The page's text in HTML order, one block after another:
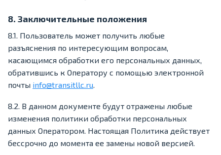
8. Заключительные положения
8.1. Пользователь может получить любые
разъяснения по интересующим вопросам,
касающимся обработки его персональных данных,
обратившись к Оператору с помощью электронной
почты info@transitllc.ru.
8.2. В данном документе будут отражены любые
изменения политики обработки персональных
данных Оператором. Настоящая Политика действует
бессрочно до момента ее замены новой версией.